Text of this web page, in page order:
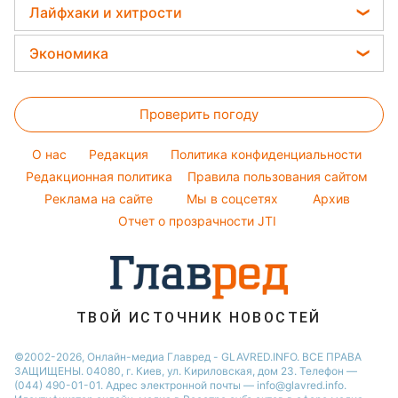
Филипп Киркоров
Елена Зеленская
Новости Полтавы
Новости Черкассы
Новости Львова
Новости Ровно
Закуски
Народные приметы
Все о шоу-бизнесе
Погода на сегодня
Погода на завтра
Женские стрижки
Окрашивание волос
Красивый маникюр
Модные ошибки
Советы от Андре Тана
Лайфхаки и хитрости
Все о сале
Стирка
Комнатные растения
Авто
Экономика
Денежная помощь
Тарифы
Курс валют
Проверить погоду
O нас Редакция
Политика конфиденциальности
Редакционная политика
Правила пользования сайтом
Реклама на сайте
Мы в соцсетях
Архив
Отчет о прозрачности JTI
ТВОЙ ИСТОЧНИК НОВОСТЕЙ
©2002-2026, Онлайн-медиа Главред - GLAVRED.INFO. ВСЕ ПРАВА
ЗАЩИЩЕНЫ. 04080, г. Киев, ул. Кириловская, дом 23. Телефон —
(044) 490-01-01. Адрес электронной почты — info@glavred.info.